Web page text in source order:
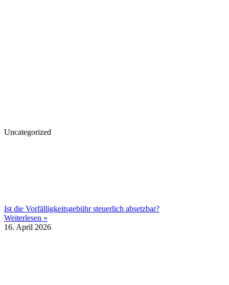
Uncategorized
Ist die Vorfälligkeitsgebühr steuerlich absetzbar?
Weiterlesen »
16. April 2026